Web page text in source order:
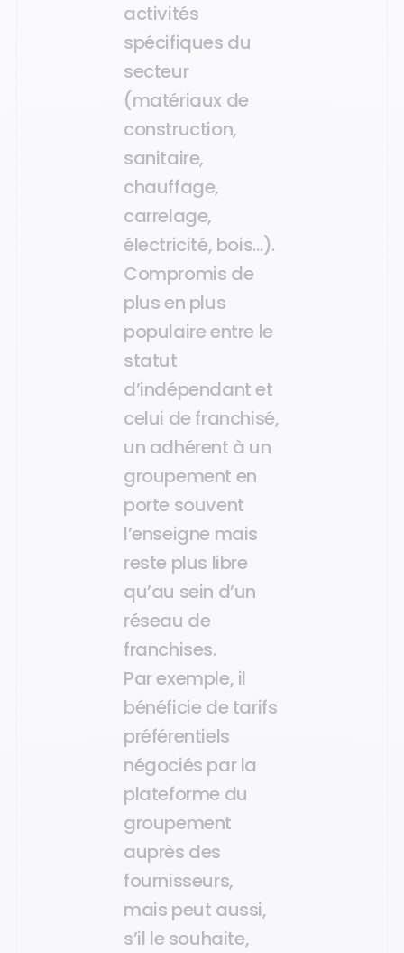
activités
spécifiques du
secteur
(matériaux de
construction,
sanitaire,
chauffage,
carrelage,
électricité, bois…).
Compromis de
plus en plus
populaire entre le
statut
d’indépendant et
celui de franchisé,
un adhérent à un
groupement en
porte souvent
l’enseigne mais
reste plus libre
qu’au sein d’un
réseau de
franchises.
Par exemple, il
bénéficie de tarifs
préférentiels
négociés par la
plateforme du
groupement
auprès des
fournisseurs,
mais peut aussi,
s’il le souhaite,